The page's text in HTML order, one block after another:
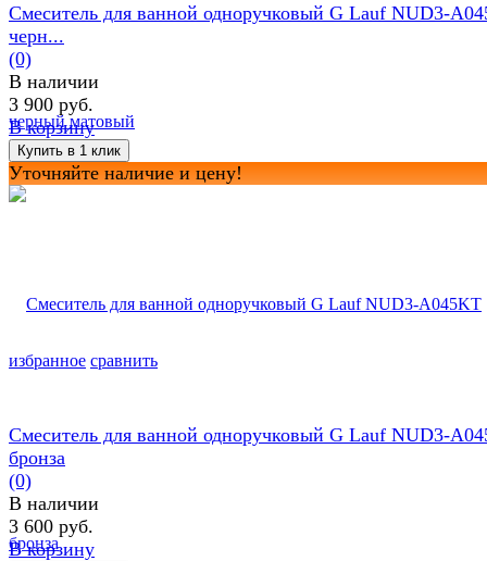
избранное сравнить
Смеситель для ванной одноручковый G Lauf NUD3-
черн...
(0)
В наличии
3 900 руб.
В корзину
Уточняйте наличие и цену!
Смеситель для ванной одноручковый G Lauf NUD3-
бронза
(0)
В наличии
3 600 руб.
В корзину